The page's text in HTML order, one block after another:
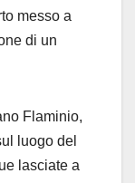
messo a
di un
Flaminio,
luogo del
lasciate a